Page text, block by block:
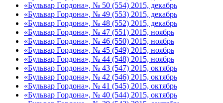
«Бульвар Гордона», № 50 (554) 2015, декабрь
«Бульвар Гордона», № 49 (553) 2015, декабрь
«Бульвар Гордона», № 48 (552) 2015, декабрь
«Бульвар Гордона», № 47 (551) 2015, ноябрь
«Бульвар Гордона», № 46 (550) 2015, ноябрь
«Бульвар Гордона», № 45 (549) 2015, ноябрь
«Бульвар Гордона», № 44 (548) 2015, ноябрь
«Бульвар Гордона», № 43 (547) 2015, октябрь
«Бульвар Гордона», № 42 (546) 2015, октябрь
«Бульвар Гордона», № 41 (545) 2015, октябрь
«Бульвар Гордона», № 40 (544) 2015, октябрь